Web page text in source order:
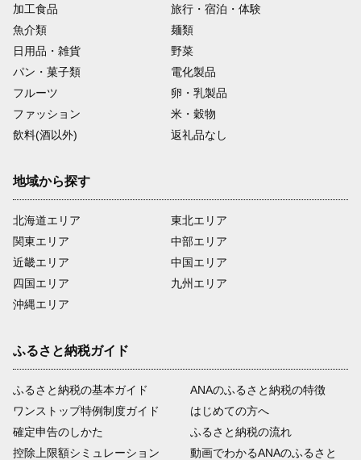
加工食品
旅行・宿泊・体験
魚介類
麺類
日用品・雑貨
野菜
パン・菓子類
電化製品
フルーツ
卵・乳製品
ファッション
米・穀物
飲料(酒以外)
返礼品なし
地域から探す
北海道エリア
関東エリア
近畿エリア
四国エリア
沖縄エリア
東北エリア
中部エリア
中国エリア
九州エリア
ふるさと納税ガイド
ふるさと納税の基本ガイド
ワンストップ特例制度ガイド
確定申告のしかた
控除上限額シミュレーション
ANAのふるさと納税の特徴
はじめての方へ
ふるさと納税の流れ
動画でわかるANAのふるさと